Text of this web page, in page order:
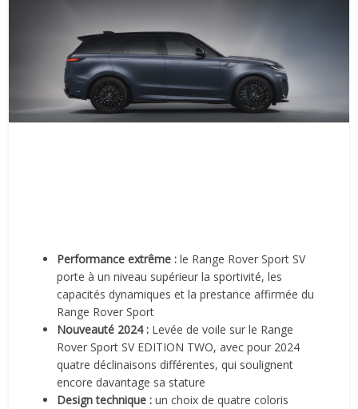
Performance extrême :le Range Rover Sport SV
porte à un niveau supérieur la sportivité, les
capacités dynamiques et la prestance affirmée du
Range Rover Sport
Nouveauté 2024 :Levée de voile sur le Range
Rover Sport SV EDITION TWO, avec pour 2024
quatre déclinaisons différentes, qui soulignent
encore davantage sa stature
Design technique :un choix de quatre coloris